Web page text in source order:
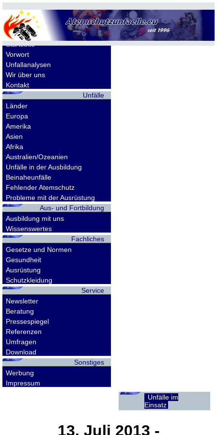
Allgemeines
Startseite
Vorwort
Unfallanalysen
Wir über uns
Kontakt
Unfälle
Länder
Europa
Amerika
Asien
Afrika
Australien/Ozeanien
Unfälle in der Ausbildung
Beinaheunfälle
Fehlender Atemschutz
Probleme mit der Ausrüstung
Aus- und Fortbildung
Ausbildung mit uns
Wissenswertes
Fachliches
Gesetze und Normen
Gesundheit
Ausrüstung
Schutzkleidung
Service
Newsletter
Beratung
Pressespiegel
Referenzen
Umfragen
Download
Sonstiges
Werbung
Impressum
Unfälle im
Einsatz
13. Juli 2013 -